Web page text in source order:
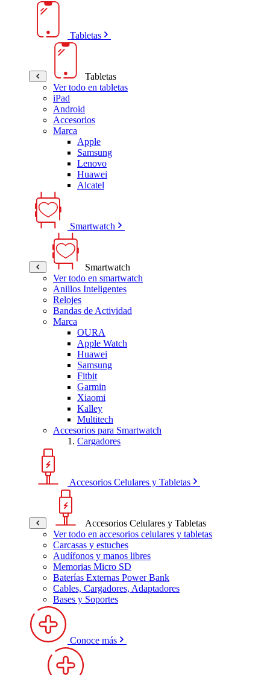
Tabletas
Tabletas
Ver todo en tabletas
iPad
Android
Accesorios
Marca
Apple
Samsung
Lenovo
Huawei
Alcatel
Smartwatch
Smartwatch
Ver todo en smartwatch
Anillos Inteligentes
Relojes
Bandas de Actividad
Marca
OURA
Apple Watch
Huawei
Samsung
Fitbit
Garmin
Xiaomi
Kalley
Multitech
Accesorios para Smartwatch
Cargadores
Accesorios Celulares y Tabletas
Accesorios Celulares y Tabletas
Ver todo en accesorios celulares y tabletas
Carcasas y estuches
Audífonos y manos libres
Memorias Micro SD
Baterías Externas Power Bank
Cables, Cargadores, Adaptadores
Bases y Soportes
Conoce más